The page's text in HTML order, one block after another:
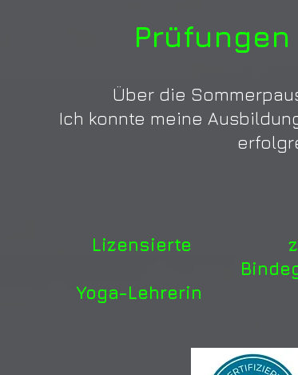
Über die
Ich konnte meine
Lizensierte
Yoga-Lehrerin